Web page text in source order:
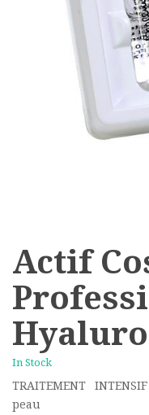
Actif
In Stock
TRAITEMENT INTENSIF VISAGE
peau